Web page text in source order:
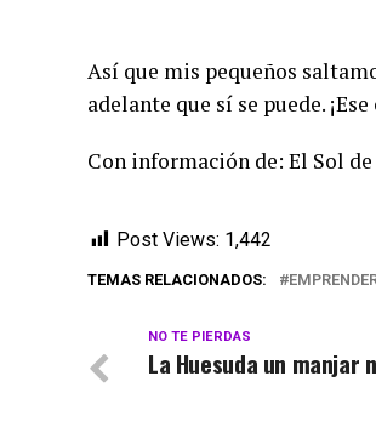
Así que mis pequeños
adelante que sí se puede.
Con información de: El Sol de
Post Views: 1,442
TEMAS RELACIONADOS:
NO TE PIERDAS
La Huesuda un manjar